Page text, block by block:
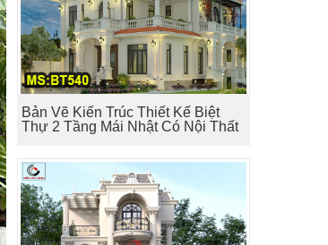
Bản Vẽ Kiến Trúc Thiết Kế Biệt
Thự 2 Tầng Mái Nhật Có Nội Thất